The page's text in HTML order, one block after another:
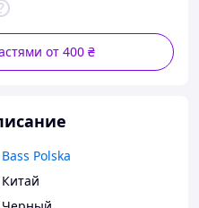
от 400 ₴
Bass Polska
Китай